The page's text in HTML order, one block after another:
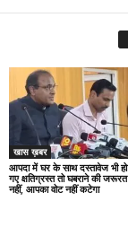
खास ख़बर
आपदा में घर के साथ दस्तावेज भी हो
गए क्षतिग्रस्त तो घबराने की जरूरत
नहीं, आपका वोट नहीं कटेगा